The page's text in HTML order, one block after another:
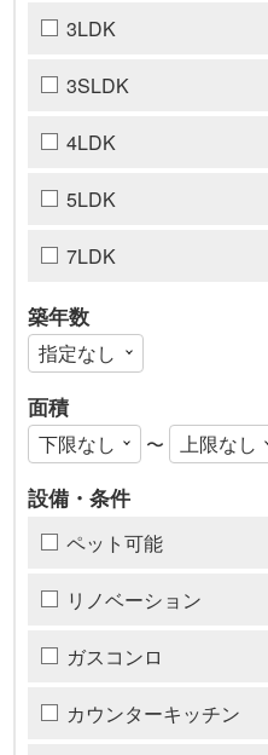
3LDK
3SLDK
4LDK
5LDK
7LDK
築年数
面積
〜
設備・条件
ペット可能
リノベーション
ガスコンロ
カウンターキッチン